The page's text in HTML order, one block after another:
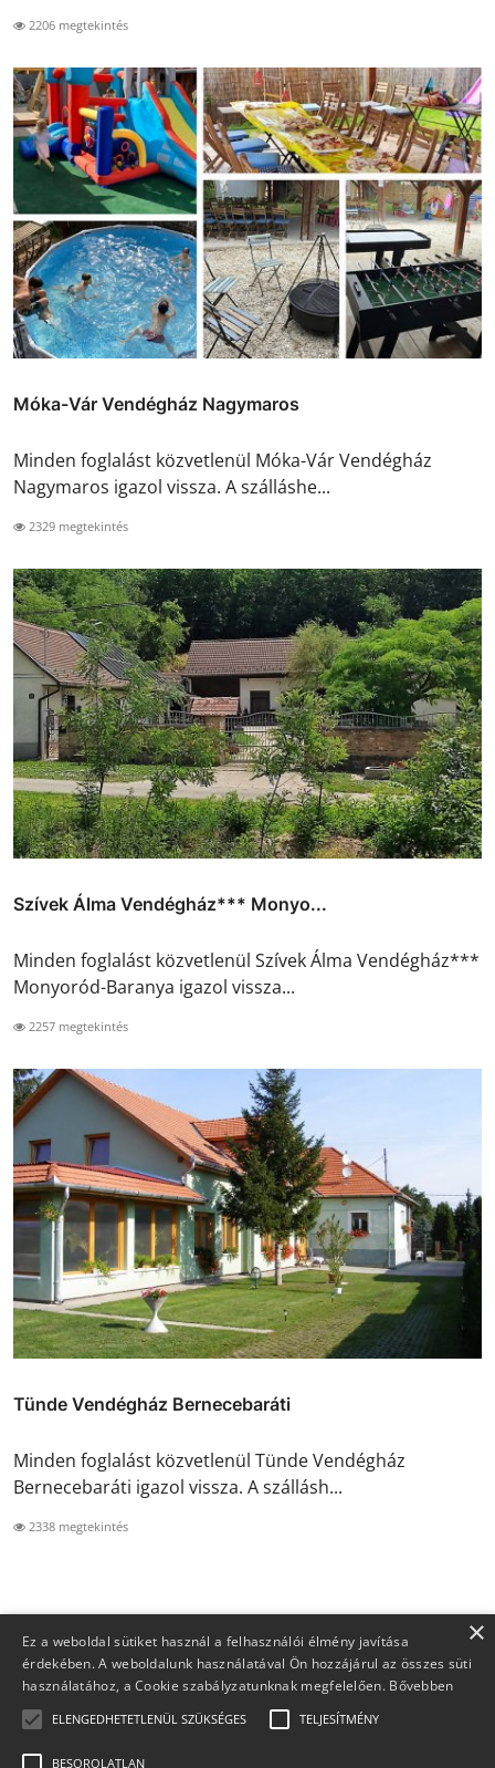
2206 megtekintés
Móka-Vár Vendégház Nagymaros
Minden foglalást közvetlenül Móka-Vár Vendégház
Nagymaros igazol vissza. A szálláshe...
2329 megtekintés
Szívek Álma Vendégház*** Monyo...
Minden foglalást közvetlenül Szívek Álma Vendégház***
Monyoród-Baranya igazol vissza...
2257 megtekintés
Tünde Vendégház Bernecebaráti
Minden foglalást közvetlenül Tünde Vendégház
Bernecebaráti igazol vissza. A szállásh...
2338 megtekintés
×
Ez a weboldal sütiket használ a felhasználói élmény javítása
érdekében. A weboldalunk használatával Ön hozzájárul az összes süti
használatához, a Cookie szabályzatunknak megfelelően. Bővebben
ELENGEDHETETLENÜL SZÜKSÉGES TELJESÍTMÉNY
BESOROLATLAN